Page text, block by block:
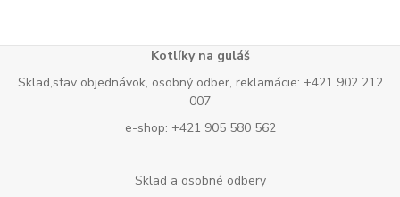
Kotlíky na guláš
Sklad,stav objednávok, osobný odber, reklamácie: +421 902 212
007
e-shop: +421 905 580 562
Sklad a osobné odbery